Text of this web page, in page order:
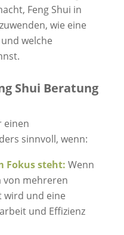
Feng Shui in
wie eine
welche
Shui Beratung
einen
sinnvoll, wenn:
Fokus steht: Wenn
von mehreren
wird und eine
und Effizienz